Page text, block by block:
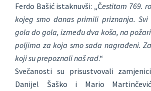
Ferdo Bašić istaknuvši: „Čestitam 769.
kojeg smo danas primili priznanja.
gola do gola, između dva koša, na
poljima za koja smo sada nagrađeni.
koji su prepoznali naš rad.“
Svečanosti su prisustvovali
Danijel Šaško i Mario